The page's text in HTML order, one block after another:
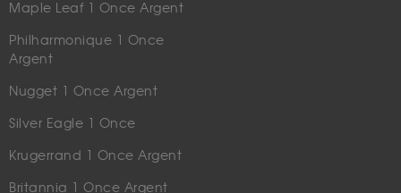
Maple Leaf 1 Once Argent
Philharmonique 1 Once
Argent
Nugget 1 Once Argent
Silver Eagle 1 Once
Krugerrand 1 Once Argent
Britannia 1 Once Argent